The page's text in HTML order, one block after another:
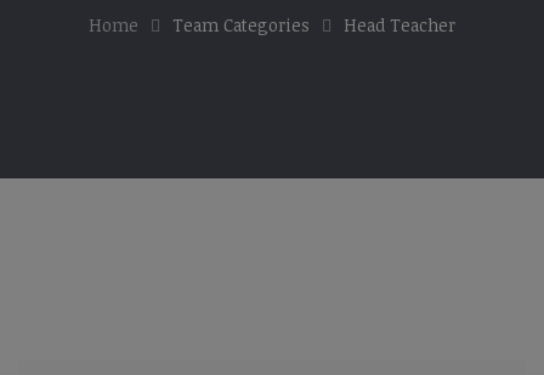
Home Team Categories Head Teacher